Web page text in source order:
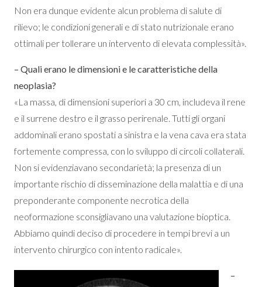
Non era dunque evidente alcun problema di salute di
rilievo; le condizioni generali e di stato nutrizionale erano
ottimali per tollerare un intervento di elevata complessità».
– Quali erano le dimensioni e le caratteristiche della
neoplasia?
«La massa, di dimensioni superiori a 30 cm, includeva il rene
e il surrene destro e il grasso perirenale. Tutti gli organi
addominali erano spostati a sinistra e la vena cava era stata
fortemente compressa, con lo sviluppo di circoli collaterali.
Non si evidenziavano secondarietà; la presenza di un
importante rischio di disseminazione della malattia e di una
preponderante componente necrotica della
neoformazione sconsigliavano una valutazione bioptica.
Abbiamo quindi deciso di procedere in tempi brevi a un
intervento chirurgico con intento radicale».
–